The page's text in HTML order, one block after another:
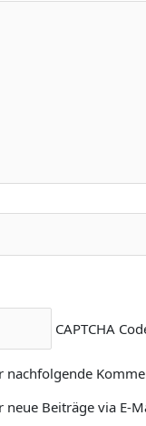
CAPTCHA
Beiträge via E-